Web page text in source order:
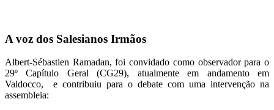
A voz dos Salesianos Irmãos
Albert-Sébastien Ramadan, foi convidado como observador para o
29º Capítulo Geral (CG29), atualmente em andamento em
Valdocco, e contribuiu para o debate com uma intervenção na
assembleia: